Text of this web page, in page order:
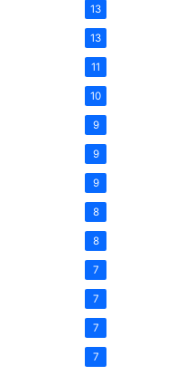
13
13
11
10
9
9
9
8
8
7
7
7
7